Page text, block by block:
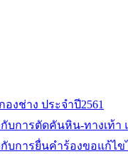
งช่าง ประจำปี2561
การตัดคันหิน-ทางเท้า
บการยื่นคำร้องขอแก้ไ